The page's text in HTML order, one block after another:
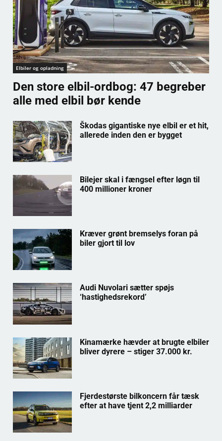
Elbiler og opladning
Den store elbil-ordbog: 47 begreber
alle med elbil bør kende
Škodas gigantiske nye elbil er et hit,
allerede inden den er bygget
Bilejer skal i fængsel efter løgn til
400 millioner kroner
Kræver grønt bremselys foran på
biler gjort til lov
Audi Nuvolari sætter spøjs
‘hastighedsrekord’
Kinamærke hævder at brugte elbiler
bliver dyrere – stiger 37.000 kr.
Fjerdestørste bilkoncern får tæsk
efter at have tjent 2,2 milliarder